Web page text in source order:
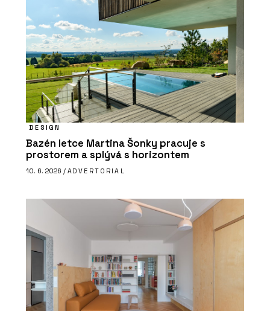
DESIGN
Bazén letce Martina Šonky pracuje s
prostorem a splývá s horizontem
10. 6. 2026 / ADVERTORIAL